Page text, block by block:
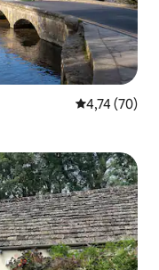
საშუალო
4,74 (70)